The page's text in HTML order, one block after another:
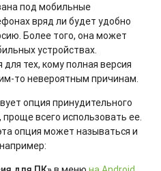
под мобильные
вряд ли будет удобно
Более того, она может
устройствах.
тех, кому полная версия
то невероятным причинам.
опция принудительного
всего использовать ее.
опция может называться и